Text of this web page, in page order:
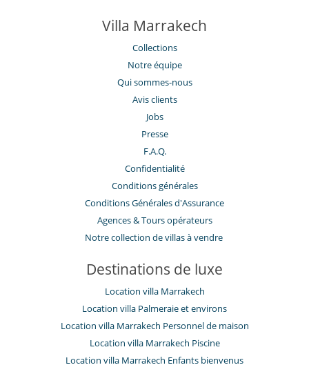
Villa Marrakech
Collections
Notre équipe
Qui sommes-nous
Avis clients
Jobs
Presse
F.A.Q.
Confidentialité
Conditions générales
Conditions Générales d'Assurance
​Agences & Tours opérateurs
Notre collection de villas à vendre
Destinations de luxe
Location villa Marrakech
Location villa Palmeraie et environs
Location villa Marrakech Personnel de maison
Location villa Marrakech Piscine
Location villa Marrakech Enfants bienvenus